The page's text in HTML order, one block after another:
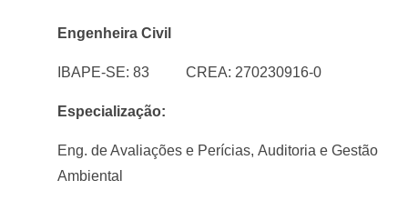
Engenheira Civil
IBAPE-SE: 83 CREA: 270230916-0
Especialização:
Eng. de Avaliações e Perícias, Auditoria e Gestão
Ambiental